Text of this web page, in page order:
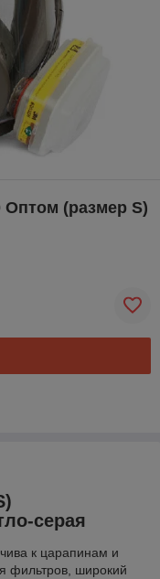
Оптом (размер S)
серая
к царапинам и
фильтров, широкий